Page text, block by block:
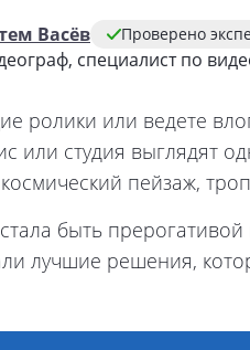
Васёв Проверено
специалист по
ролики или ведете
или студия выглядят
пейзаж,
быть
лучшие решения,